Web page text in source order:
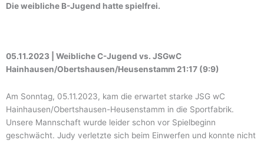
Die weibliche B-Jugend hatte spielfrei.
05.11.2023 | Weibliche C-Jugend vs. JSGwC
Hainhausen/Obertshausen/Heusenstamm 21:17 (9:9)
Am Sonntag, 05.11.2023, kam die erwartet starke JSG wC
Hainhausen/Obertshausen-Heusenstamm in die Sportfabrik.
Unsere Mannschaft wurde leider schon vor Spielbeginn
geschwächt. Judy verletzte sich beim Einwerfen und konnte nicht